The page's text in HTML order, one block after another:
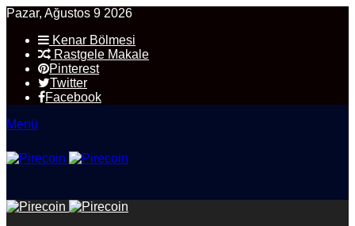
Pazar, Ağustos 9 2026
Kenar Bölmesi
Rastgele Makale
Pinterest
Twitter
Facebook
Menü